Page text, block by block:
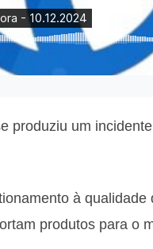
produziu um incidente
à
produtos para o